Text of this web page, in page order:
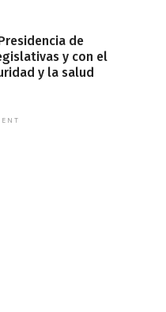
de
y con el
y la salud